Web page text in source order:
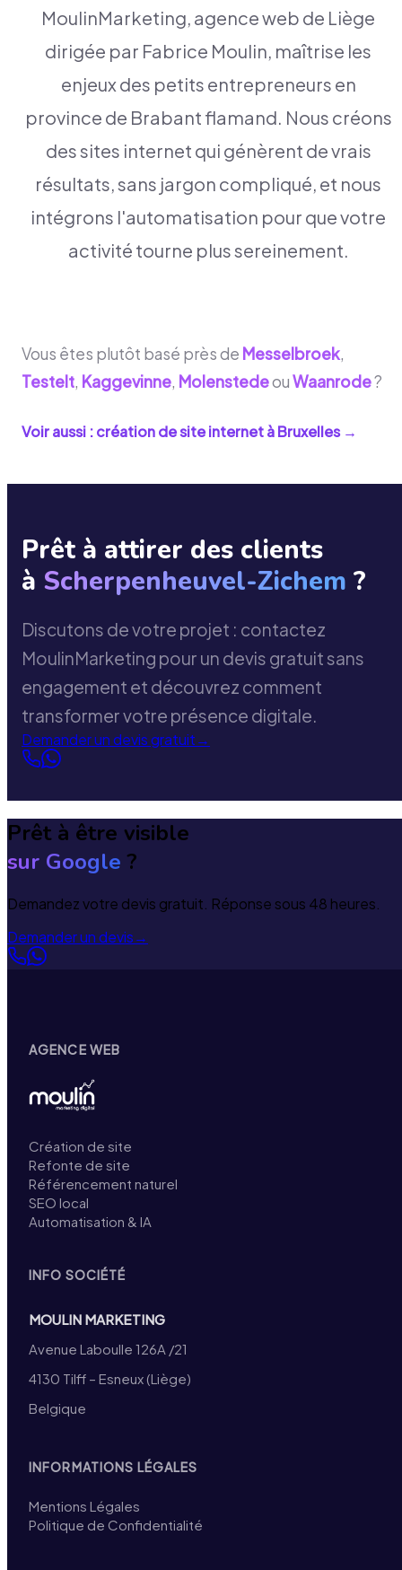
MoulinMarketing, agence web de Liège
dirigée par Fabrice Moulin, maîtrise les
enjeux des petits entrepreneurs en
province de Brabant flamand. Nous créons
des sites internet qui génèrent de vrais
résultats, sans jargon compliqué, et nous
intégrons l'automatisation pour que votre
activité tourne plus sereinement.
Vous êtes plutôt basé près de Messelbroek,
Testelt, Kaggevinne, MolenstedeouWaanrode?
Voir aussi : création de site internet àBruxelles→
Prêt à attirer des clients
à Scherpenheuvel-Zichem ?
Discutons de votre projet : contactez
MoulinMarketing pour un devis gratuit sans
engagement et découvrez comment
transformer votre présence digitale.
Demander un devis gratuit→
Prêt à être visible
sur Google ?
Demandez votre devis gratuit. Réponse sous 48 heures.
Demander un devis→
AGENCE WEB
Création de site
Refonte de site
Référencement naturel
SEO local
Automatisation & IA
INFO SOCIÉTÉ
MOULIN MARKETING
Avenue Laboulle 126A /21
4130 Tilff – Esneux (Liège)
Belgique
INFORMATIONS LÉGALES
Mentions Légales
Politique de Confidentialité